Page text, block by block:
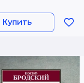
Купить